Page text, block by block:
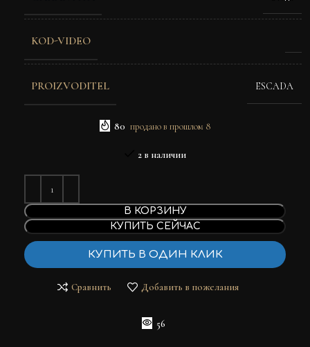
KOD-VIDEO
PROIZVODITEL ESCADA
80 продано в прошлом 8
2 в наличии
В КОРЗИНУ
КУПИТЬ СЕЙЧАС
КУПИТЬ В ОДИН КЛИК
Сравнить Добавить в пожелания
56